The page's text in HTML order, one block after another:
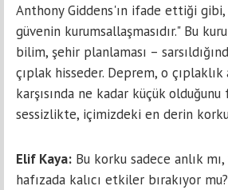
Anthony Giddens'ın ifade ettiği
güvenin kurumsallaşmasıdır." Bu
bilim, şehir planlaması –
çıplak hisseder. Deprem, o çıplaklık
karşısında ne kadar küçük
sessizlikte, içimizdeki en derin
Elif Kaya: Bu korku sadece anlık
hafızada kalıcı etkiler bırakıyor mu?